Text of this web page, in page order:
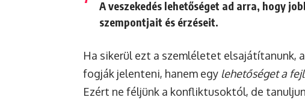
A veszekedés lehetőséget ad arra, hogy
szempontjait és érzéseit.
Ha sikerül ezt a szemléletet elsajátítanunk,
fogják jelenteni, hanem egy lehetőséget a
Ezért ne féljünk a konfliktusoktól, de